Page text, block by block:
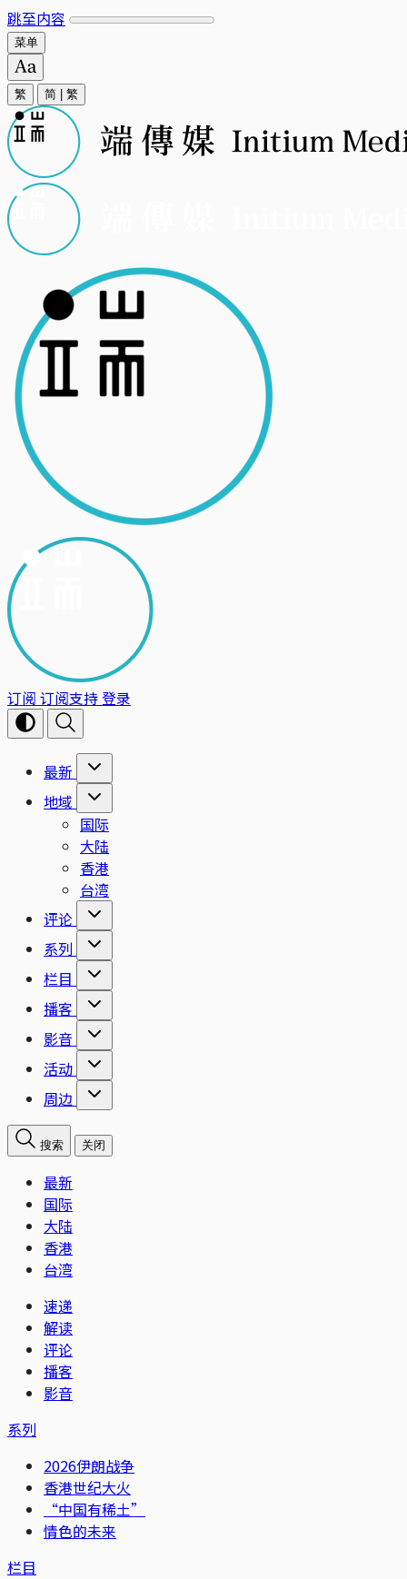
跳至内容
菜单
繁 简 繁
订阅 订阅支持登录
最新
地域
国际
大陆
香港
台湾
评论
系列
栏目
播客
影音
活动
周边
搜索 关闭
最新
国际
大陆
香港
台湾
速递
解读
评论
播客
影音
系列
2026伊朗战争
香港世纪大火
“中国有稀土”
情色的未来
栏目